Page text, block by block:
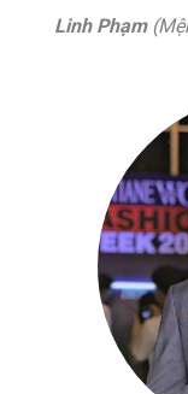
Linh Phạm